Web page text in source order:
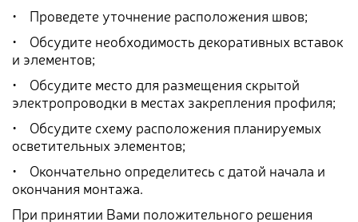
• Проведете уточнение расположения швов;
• Обсудите необходимость декоративных вставок
и элементов;
• Обсудите место для размещения скрытой
электропроводки в местах закрепления профиля;
• Обсудите схему расположения планируемых
осветительных элементов;
• Окончательно определитесь с датой начала и
окончания монтажа.
При принятии Вами положительного решения